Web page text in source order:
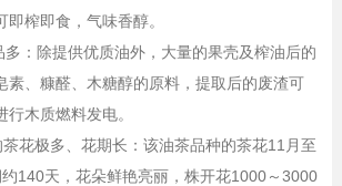
榨即食，气味香醇。
多：除提供优质油外，大量的果壳及榨油后的
素、糠醛、木糖醇的原料，提取后的废渣可
木质燃料发电。
花极多、花期长：该油茶品种的茶花11月至
140天，花朵鲜艳亮丽，株开花1000～3000